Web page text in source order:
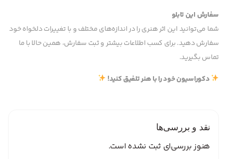
سفارش این تابلو
شما می‌توانید این اثر هنری را در اندازه‌های مختلف و با تغییرات دلخواه خود
سفارش دهید. برای کسب اطلاعات بیشتر و ثبت سفارش، همین حالا با ما
تماس بگیرید.
دکوراسیون خود را با هنر تلفیق کنید!
نقد و بررسی‌ها
هنوز بررسی‌ای ثبت نشده است.